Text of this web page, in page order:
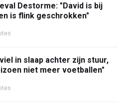
Destorme: "David is bij
is flink geschrokken"
in slaap achter zijn stuur,
niet meer voetballen"